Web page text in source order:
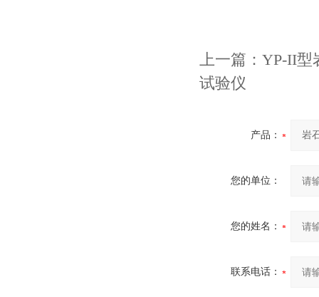
上一篇： YP-II型
试验仪
产品：
您的单位：
您的姓名：
联系电话：